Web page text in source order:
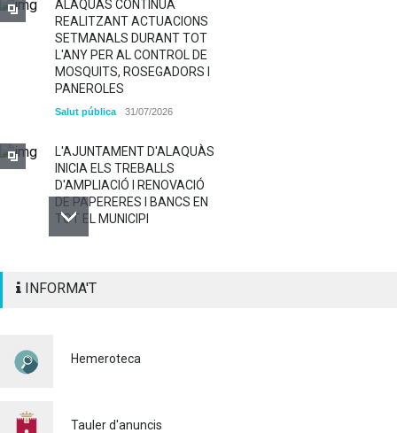
ALAQUÀS CONTINUA
REALITZANT ACTUACIONS
SETMANALS DURANT TOT
L'ANY PER AL CONTROL DE
MOSQUITS, ROSEGADORS I
PANEROLES
Salut pública 31/07/2026
L'AJUNTAMENT D'ALAQUÀS
INICIA ELS TREBALLS
D'AMPLIACIÓ I RENOVACIÓ
DE PAPERERES I BANCS EN
TOT EL MUNICIPI
SENYALITZACIÓ
Policia 29/07/2026
A CONTROLAR LA
INFORMA'T
Hemeroteca
Tauler d'anuncis